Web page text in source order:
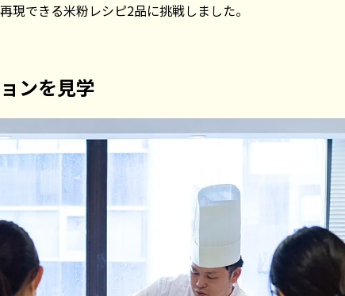
現できる米粉レシピ2品に挑戦しました。
ンを見学